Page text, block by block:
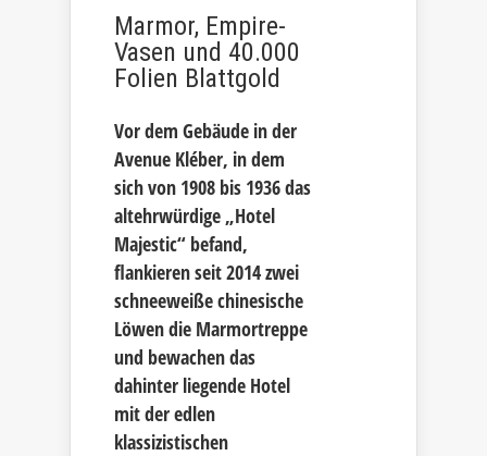
Marmor, Empire-
Vasen und 40.000
Folien Blattgold
Vor dem Gebäude in der
Avenue Kléber, in dem
sich von 1908 bis 1936 das
altehrwürdige „Hotel
Majestic“ befand,
flankieren seit 2014 zwei
schneeweiße chinesische
Löwen die Marmortreppe
und bewachen das
dahinter liegende Hotel
mit der edlen
klassizistischen